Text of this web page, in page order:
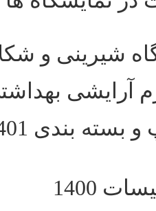
آرایشی بهداشتی
بندی 1401
1400